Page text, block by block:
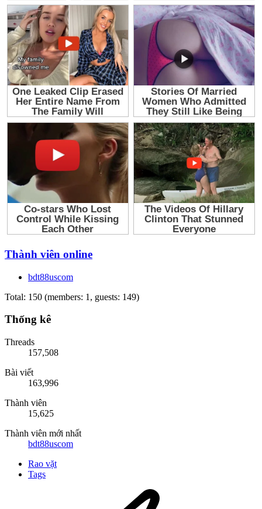
Thành viên online
bdt88uscom
Total: 150 (members: 1, guests: 149)
Thống kê
Threads
157,508
Bài viết
163,996
Thành viên
15,625
Thành viên mới nhất
bdt88uscom
Rao vặt
Tags